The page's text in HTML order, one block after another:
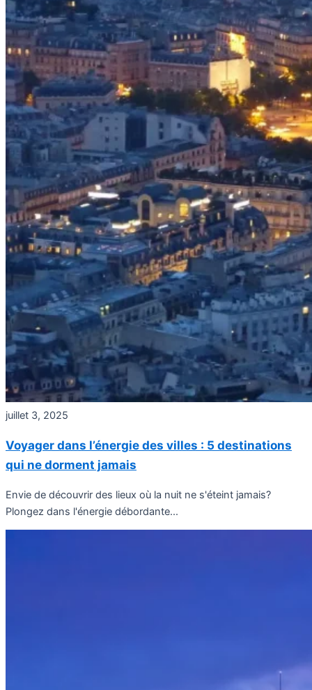
juillet 3, 2025
Voyager dans l’énergie des villes : 5 destinations
qui ne dorment jamais
Envie de découvrir des lieux où la nuit ne s'éteint jamais?
Plongez dans l'énergie débordante...